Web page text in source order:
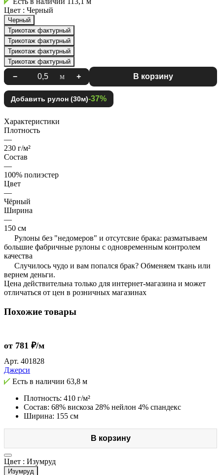
Цвет : Черный
Черный
Трикотаж фактурный
Трикотаж фактурный
Трикотаж фактурный
Трикотаж фактурный
− м + В корзину
Добавить рулон (30м)-37%
Характеристики
Плотность
—
230 г/м²
Состав
—
100% полиэстер
Цвет
—
Чёрный
Ширина
—
150 см
Рулоны без "недомеров" и отсутсвие брака: разматываем
большие фабричные рулоны с одновременным контролем
качества
Случилось чудо и вам попался брак? Обменяем ткань или
вернем деньги.
Цена действительна только для интернет-магазина и может
отличаться от цен в розничных магазинах
Похожие товары
от 781 ₽/м
Арт. 401828
Джерси
Есть в наличии 63,8 м
Плотность: 410 г/м²
Состав: 68% вискоза 28% нейлон 4% спандекс
Ширина: 155 см
В корзину
Цвет : Изумруд
Изумруд